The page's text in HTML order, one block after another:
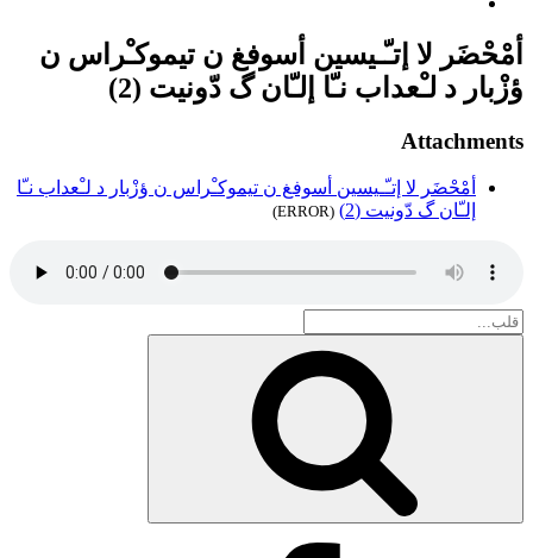
أمْحْضَر لا إتـّـيسين أسوفغ ن تيموكـْراس ن
ﺅزْبار د لـْعداب نـّا إلـّان گ دّونيت (2)
Attachments
أمْحْضَر لا إتـّـيسين أسوفغ ن تيموكـْراس ن ﺅزْبار د لـْعداب نـّا
إلـّان گ دّونيت (2)
(ERROR)
Search
for: